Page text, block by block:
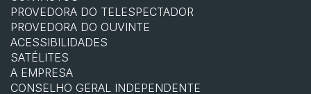
PROVEDORA DO TELESPECTADOR
PROVEDORA DO OUVINTE
ACESSIBILIDADES
SATÉLITES
A EMPRESA
CONSELHO GERAL INDEPENDENTE